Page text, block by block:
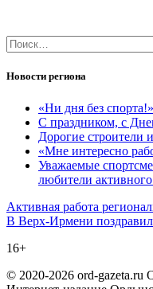
Найти:
Новости региона
«Ни дня без спорта!»
С праздником, с
Дорогие строители
«Мне интересно
Уважаемые
любители
Навигация
по
записям
Активная работа
В Верх-Ирмени
16+
© 2020-2026 ord-gazeta.ru